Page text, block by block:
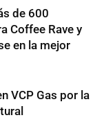
de 600
Coffee Rave y
en la mejor
VCP Gas por la